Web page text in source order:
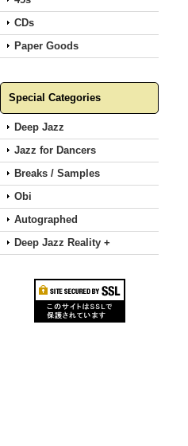
CDs
Paper Goods
Special Categories
Deep Jazz
Jazz for Dancers
Breaks / Samples
Obi
Autographed
Deep Jazz Reality +